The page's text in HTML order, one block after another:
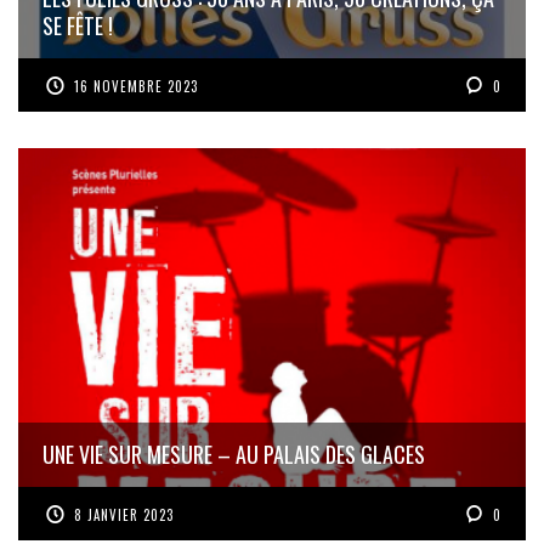
SE FÊTE !
16 NOVEMBRE 2023 0
UNE VIE SUR MESURE – AU PALAIS DES GLACES
8 JANVIER 2023 0